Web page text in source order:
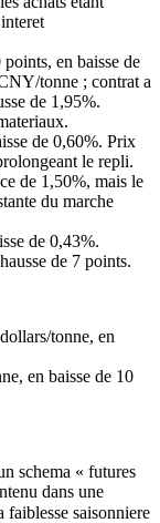
en baisse de
tonne ; contrat a
de 1,95%.
de 0,60%. Prix
le repli.
de 1,50%, mais le
du marche
de 0,43%.
de 7 points.
tonne, en
en baisse de 10
schema « futures
dans une
saisonniere